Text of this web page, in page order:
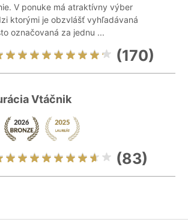
V ponuke má atraktívny výber
ktorými je obzvlášť vyhľadávaná
označovaná za jednu ...
(170)
Vtáčnik
(83)